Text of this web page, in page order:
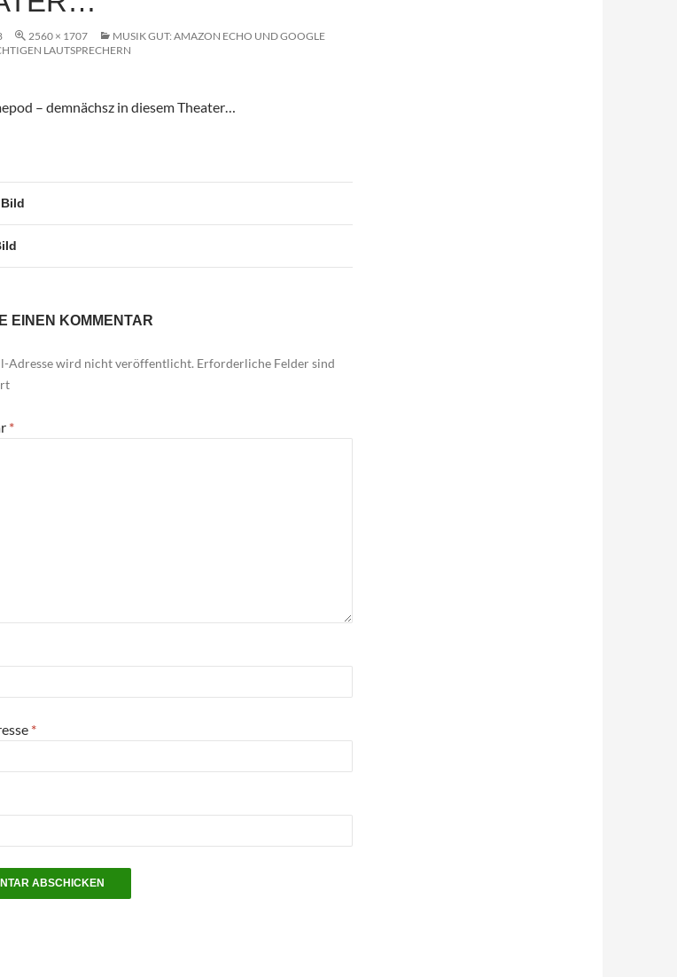
2560 × 1707
MUSIK GUT: AMAZON ECHO UND GOOGLE
LAUTSPRECHERN
– demnächsz in diesem Theater…
EINEN KOMMENTAR
Adresse wird nicht veröffentlicht. Erforderliche Felder sind
*
*